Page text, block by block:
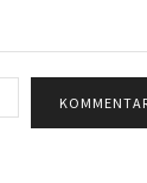
Mail:*